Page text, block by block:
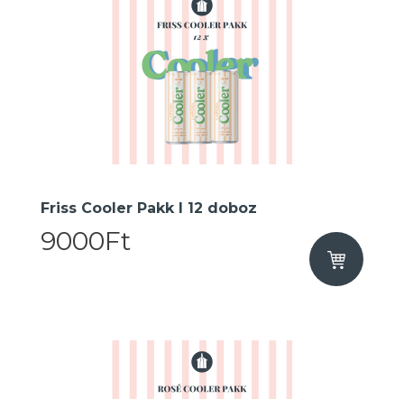
Friss Cooler Pakk I 12 doboz
9000Ft